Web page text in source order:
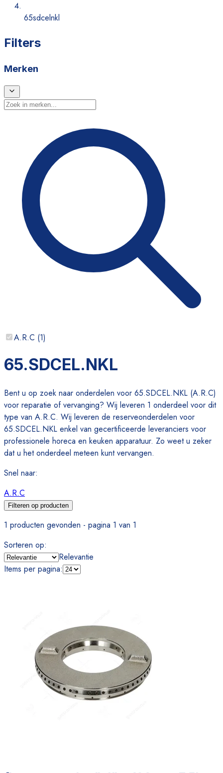
65sdcelnkl
Filters
Merken
A.R.C (1)
65.SDCEL.NKL
Bent u op zoek naar onderdelen voor 65.SDCEL.NKL (A.R.C)
voor reparatie of vervanging? Wij leveren 1 onderdeel voor dit
type van A.R.C. Wij leveren de reserveonderdelen voor
65.SDCEL.NKL enkel van gecertificeerde leveranciers voor
professionele horeca en keuken apparatuur. Zo weet u zeker
dat u het onderdeel meteen kunt vervangen.
Snel naar:
A.R.C
Filteren op producten
1 producten gevonden - pagina 1 van 1
Sorteren op:
Relevantie
Items per pagina: